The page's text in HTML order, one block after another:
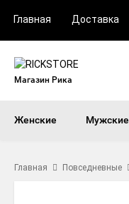
Главная Доставка
Магазин Рика
Женские Мужские
Главная Повседневные